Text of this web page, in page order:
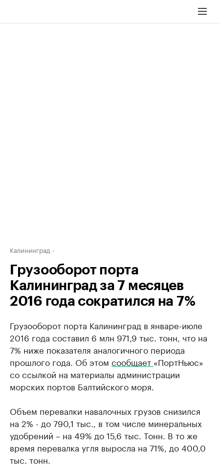
Калининград
Грузооборот порта
Калининград за 7 месяцев
2016 года сократился на 7%
Грузооборот порта Калининград в январе-июле
2016 года составил 6 млн 971,9 тыс. тонн, что на
7% ниже показателя аналогичного периода
прошлого года. Об этом сообщает «ПортНьюс»
со ссылкой на материалы администрации
морских портов Балтийского моря.
Объем перевалки навалочных грузов снизился
на 2% - до 790,1 тыс., в том числе минеральных
удобрений – на 49% до 15,6 тыс. Тонн. В то же
время перевалка угля выросла на 71%, до 400,0
тыс. тонн.